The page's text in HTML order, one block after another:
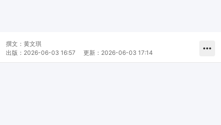
撰文： 黄文琪
出版： 2026-06-03 16:57 更新： 2026-06-03 17:14